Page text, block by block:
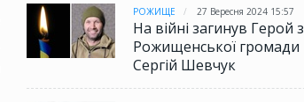
РОЖИЩЕ 27 Вересня 2024 15:57
На війні загинув Герой з
Рожищенської громади
Сергій Шевчук